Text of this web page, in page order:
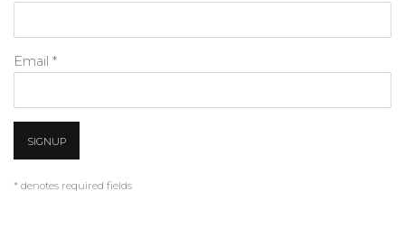
Email *
SIGNUP
* denotes required fields